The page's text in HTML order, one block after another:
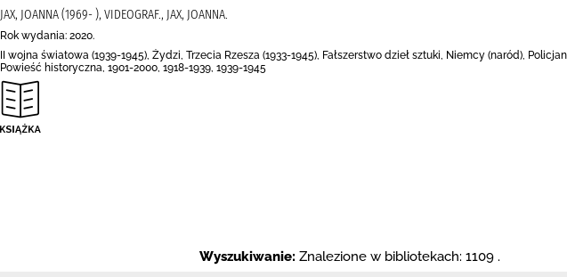
JAX, JOANNA (1969- ), VIDEOGRAF., JAX, JOANNA.
Rok wydania: 2020.
II wojna światowa (1939-1945), Żydzi, Trzecia Rzesza (1933-1945), Fałszerstwo dzieł sztuki, Niemcy (naród),
Powieść historyczna, 1901-2000, 1918-1939, 1939-1945
Wyszukiwanie: Znalezione w bibliotekach: 1109 .